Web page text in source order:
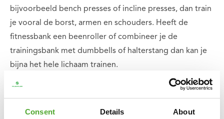
Consent Details About
bijvoorbeeld bench presses of incline presses, dan train
je vooral de borst, armen en schouders. Heeft de
fitnessbank een beenroller of combineer je de
trainingsbank met dumbbells of halterstang dan kan je
bijna het hele lichaam trainen.
Wat zijn de voordelen van een vlakke bank?
Een fitnessbank is een allrounder en in de sportschool